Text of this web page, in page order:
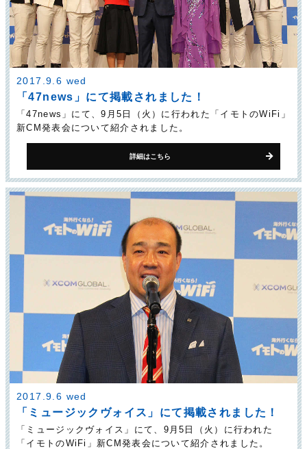
2017.9.6 wed
「47news」にて掲載されました！
「47news」にて、9月5日（火）に行われた「イモトのWiFi」
新CM発表会について紹介されました。
詳細はこちら
2017.9.6 wed
「ミュージックヴォイス」にて掲載されました！
「ミュージックヴォイス」にて、9月5日（火）に行われた
「イモトのWiFi」新CM発表会について紹介されました。